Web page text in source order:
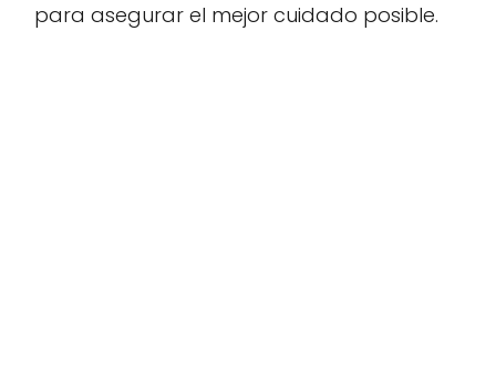
para asegurar el mejor cuidado posible.